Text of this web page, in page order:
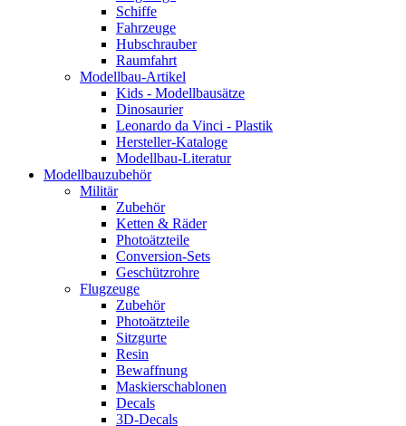
Schiffe
Fahrzeuge
Hubschrauber
Raumfahrt
Modellbau-Artikel
Kids - Modellbausätze
Dinosaurier
Leonardo da Vinci - Plastik
Hersteller-Kataloge
Modellbau-Literatur
Modellbauzubehör
Militär
Zubehör
Ketten & Räder
Photoätzteile
Conversion-Sets
Geschützrohre
Flugzeuge
Zubehör
Photoätzteile
Sitzgurte
Resin
Bewaffnung
Maskierschablonen
Decals
3D-Decals